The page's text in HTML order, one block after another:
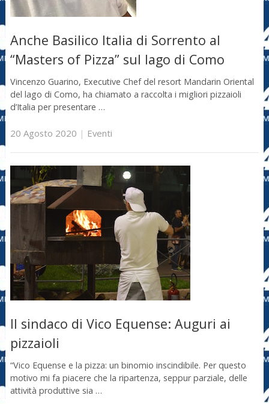
Anche Basilico Italia di Sorrento al
“Masters of Pizza” sul lago di Como
Vincenzo Guarino, Executive Chef del resort Mandarin Oriental
del lago di Como, ha chiamato a raccolta i migliori pizzaioli
d’Italia per presentare …
20 Agosto 2020 | Eventi
Il sindaco di Vico Equense: Auguri ai
pizzaioli
“Vico Equense e la pizza: un binomio inscindibile. Per questo
motivo mi fa piacere che la ripartenza, seppur parziale, delle
attività produttive sia …